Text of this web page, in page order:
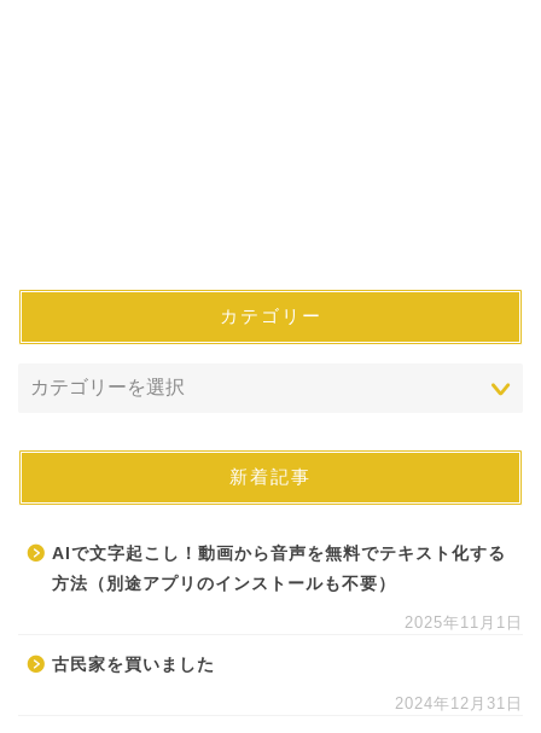
カテゴリー
新着記事
AIで文字起こし！動画から音声を無料でテキスト化する
方法（別途アプリのインストールも不要）
2025年11月1日
古民家を買いました
2024年12月31日